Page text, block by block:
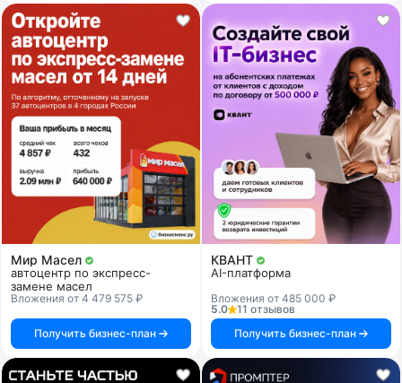
Мир Масел
автоцентр по экспресс-
замене масел
Вложения от 4 479 575 ₽
Получить бизнес-план
КВАНТ
AI-платформа
Вложения от 485 000 ₽
5.0
11 отзывов
Получить бизнес-план